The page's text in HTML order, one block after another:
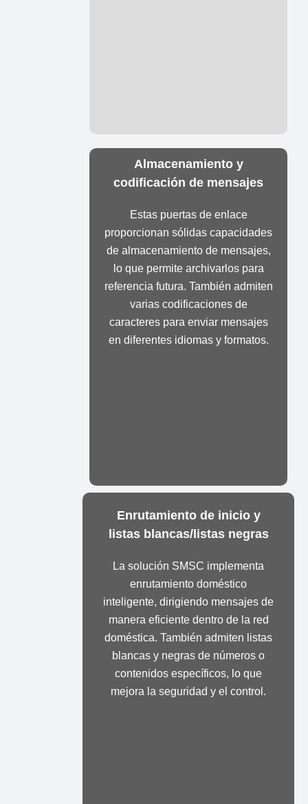
Almacenamiento y
codificación de mensajes
Estas puertas de enlace
proporcionan sólidas capacidades
de almacenamiento de mensajes,
lo que permite archivarlos para
referencia futura. También admiten
varias codificaciones de
caracteres para enviar mensajes
en diferentes idiomas y formatos.
Enrutamiento de inicio y
listas blancas/listas negras
La solución SMSC implementa
enrutamiento doméstico
inteligente, dirigiendo mensajes de
manera eficiente dentro de la red
doméstica. También admiten listas
blancas y negras de números o
contenidos específicos, lo que
mejora la seguridad y el control.